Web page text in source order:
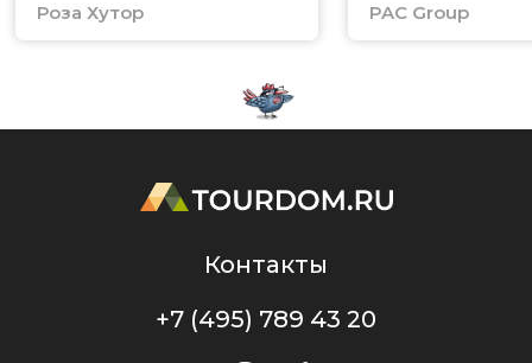
Роза Хутор PAC Group
Контакты
+7 (495) 789 43 20